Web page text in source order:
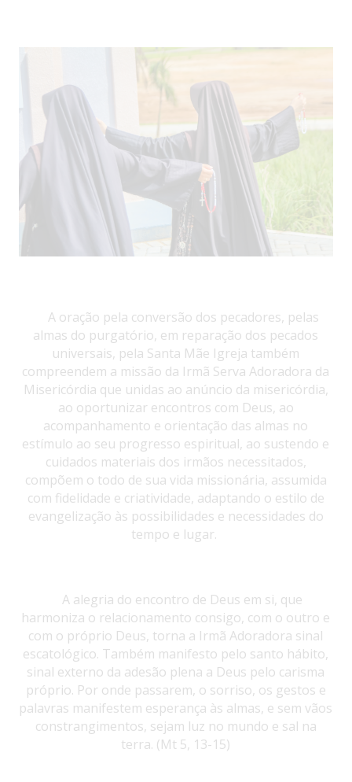
A oração pela conversão dos pecadores, pelas
almas do purgatório, em reparação dos pecados
universais, pela Santa Mãe Igreja também
compreendem a missão da Irmã Serva Adoradora da
Misericórdia que unidas ao anúncio da misericórdia,
ao oportunizar encontros com Deus, ao
acompanhamento e orientação das almas no
estímulo ao seu progresso espiritual, ao sustendo e
cuidados materiais dos irmãos necessitados,
compõem o todo de sua vida missionária, assumida
com fidelidade e criatividade, adaptando o estilo de
evangelização às possibilidades e necessidades do
tempo e lugar.
A alegria do encontro de Deus em si, que
harmoniza o relacionamento consigo, com o outro e
com o próprio Deus, torna a Irmã Adoradora sinal
escatológico. Também manifesto pelo santo hábito,
sinal externo da adesão plena a Deus pelo carisma
próprio. Por onde passarem, o sorriso, os gestos e
palavras manifestem esperança às almas, e sem vãos
constrangimentos, sejam luz no mundo e sal na
terra. (Mt 5, 13-15)